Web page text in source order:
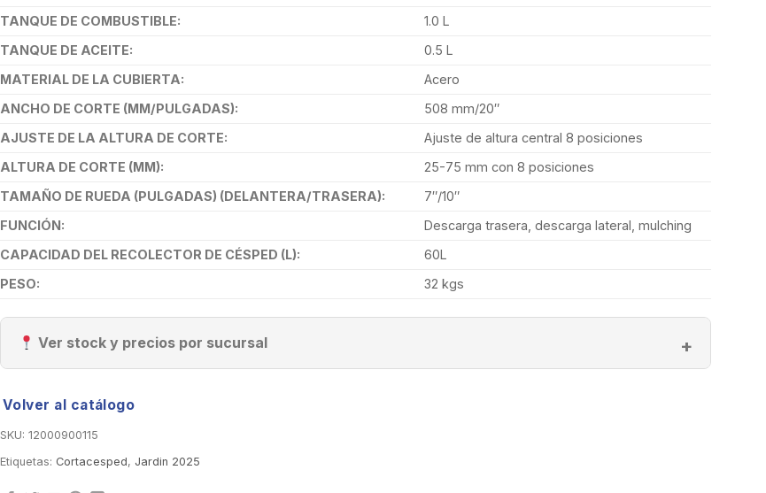
TANQUE DE COMBUSTIBLE:
1.0 L
TANQUE DE ACEITE:
0.5 L
MATERIAL DE LA CUBIERTA:
Acero
ANCHO DE CORTE (MM/PULGADAS):
508 mm/20″
AJUSTE DE LA ALTURA DE CORTE:
Ajuste de altura central 8 posiciones
ALTURA DE CORTE (MM):
25-75 mm con 8 posiciones
TAMAÑO DE RUEDA (PULGADAS) (DELANTERA/TRASERA):
7″/10″
FUNCIÓN:
Descarga trasera, descarga lateral, mulching
CAPACIDAD DEL RECOLECTOR DE CÉSPED (L):
60L
PESO:
32 kgs
Ver stock y precios por sucursal
Volver al catálogo
SKU: 12000900115
Etiquetas: Cortacesped, Jardin 2025